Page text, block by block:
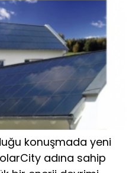
konuşmada yeni
adına sahip